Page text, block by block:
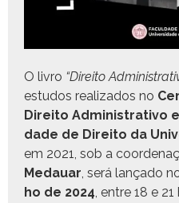
O livro “Dire­ito
estu­dos real­iza­dos no
Dire­ito Admin­is­tra­ti­vo
dade de Dire­ito da
em 2021, sob a
Medauar, será lança­do
ho de 2024, entre 18 e 21